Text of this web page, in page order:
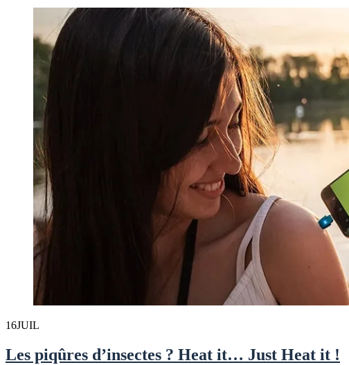
16JUIL
Les piqûres d’insectes ? Heat it… Just Heat it !